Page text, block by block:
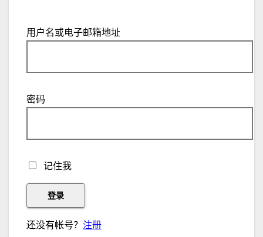
用户名或电子邮箱地址
密码
记住我
还没有帐号？ 注册